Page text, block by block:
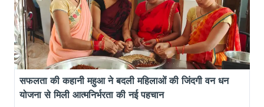
सफलता की कहानी महुआ ने बदली महिलाओं की जिंदगी वन धन
योजना से मिली आत्मनिर्भरता की नई पहचान